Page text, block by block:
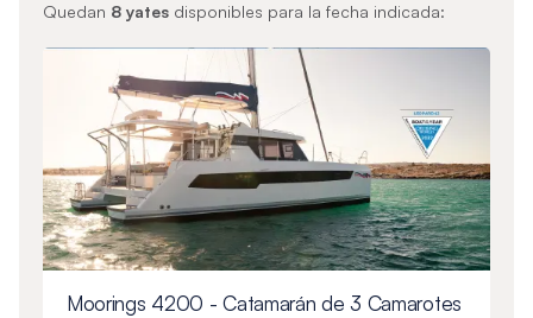
Quedan 8yatesdisponibles para la fecha indicada:
Moorings 4200 - Catamarán de 3 Camarotes